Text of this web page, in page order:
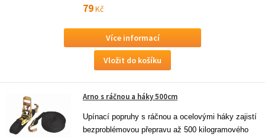
79Kč
Více informací
Arno s ráčnou a háky 500cm
Upínací popruhy s ráčnou a ocelovými háky zajistí
bezproblémovou přepravu až 500 kilogramového